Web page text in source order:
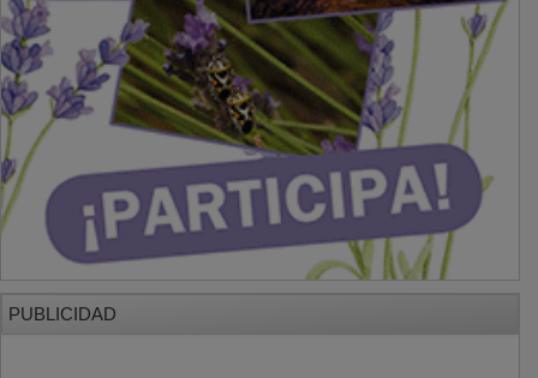
PUBLICIDAD